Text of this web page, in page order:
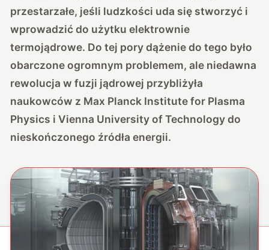
przestarzałe, jeśli ludzkości uda się stworzyć i
wprowadzić do użytku elektrownie
termojądrowe. Do tej pory dążenie do tego było
obarczone ogromnym problemem, ale niedawna
rewolucja w fuzji jądrowej przybliżyła
naukowców z Max Planck Institute for Plasma
Physics i Vienna University of Technology do
nieskończonego źródła energii.